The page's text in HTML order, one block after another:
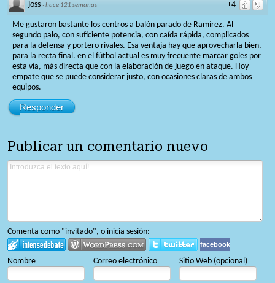
+4
joss ·hace 121 semanas
Me gustaron bastante los centros a balón parado de Ramírez. Al
segundo palo, con suficiente potencia, con caída rápida, complicados
para la defensa y portero rivales. Esa ventaja hay que aprovecharla bien,
para la recta final. en el fútbol actual es muy frecuente marcar goles por
esta vía, más directa que con la elaboración de juego en ataque. Hoy
empate que se puede considerar justo, con ocasiones claras de ambos
equipos.
Responder
Publicar un comentario nuevo
Comenta como "invitado", o inicia sesión:
facebook
Nombre Correo electrónico Sitio Web (opcional)